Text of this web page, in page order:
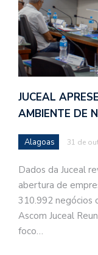
JUCEAL
AMBIENTE DE
Alagoas 31 de
Dados da Juceal
abertura de
310.992 negócios
Ascom Juceal
foco…